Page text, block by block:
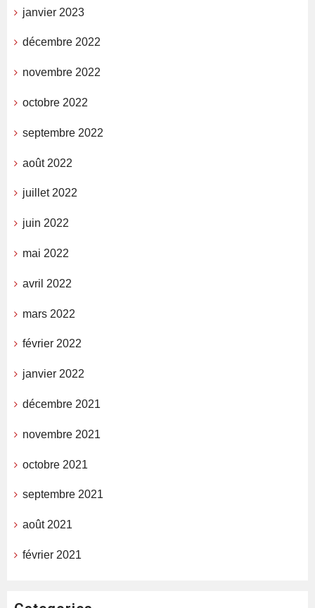
janvier 2023
décembre 2022
novembre 2022
octobre 2022
septembre 2022
août 2022
juillet 2022
juin 2022
mai 2022
avril 2022
mars 2022
février 2022
janvier 2022
décembre 2021
novembre 2021
octobre 2021
septembre 2021
août 2021
février 2021